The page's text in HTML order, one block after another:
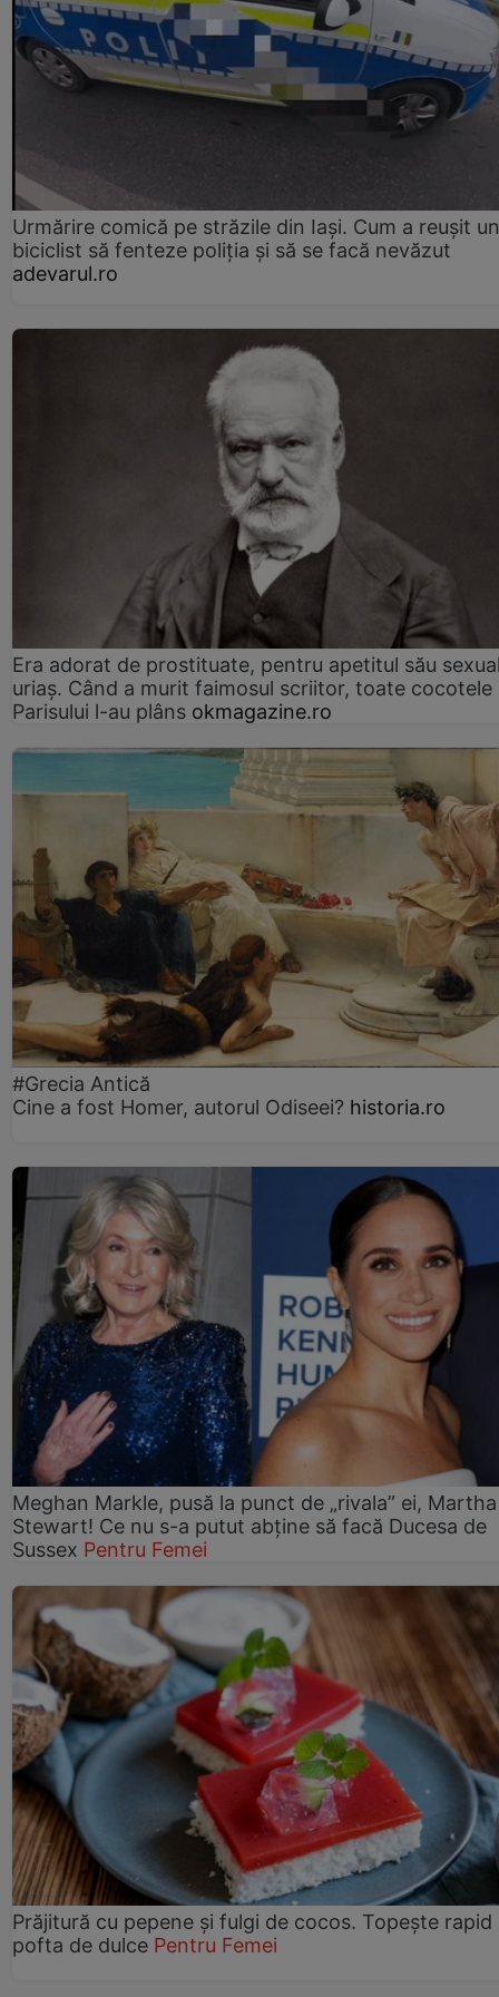
Urmărire comică pe străzile din Iași. Cum a reușit un
biciclist să fenteze poliția și să se facă nevăzut
adevarul.ro
Era adorat de prostituate, pentru apetitul său
uriaș. Când a murit faimosul scriitor, toate cocotele
Parisului l-au plâns okmagazine.ro
#Grecia Antică
Cine a fost Homer, autorul Odiseei? historia.ro
Meghan Markle, pusă la punct de „rivala” ei, Martha
Stewart! Ce nu s-a putut abține să facă Ducesa de
Sussex Pentru Femei
Prăjitură cu pepene şi fulgi de cocos. Topește rapid
pofta de dulce Pentru Femei